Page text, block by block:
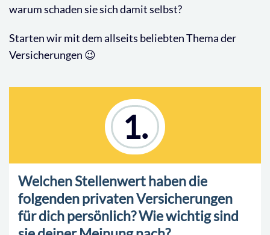
warum schaden sie sich damit selbst?
Starten wir mit dem allseits beliebten Thema der
Versicherungen 😉
1.
Welchen Stellenwert haben die
folgenden privaten Versicherungen
für dich persönlich? Wie wichtig sind